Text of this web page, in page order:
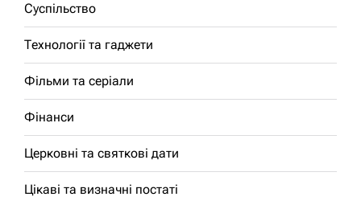
Суспільство
Технології та гаджети
Фільми та серіали
Фінанси
Церковні та святкові дати
Цікаві та визначні постаті